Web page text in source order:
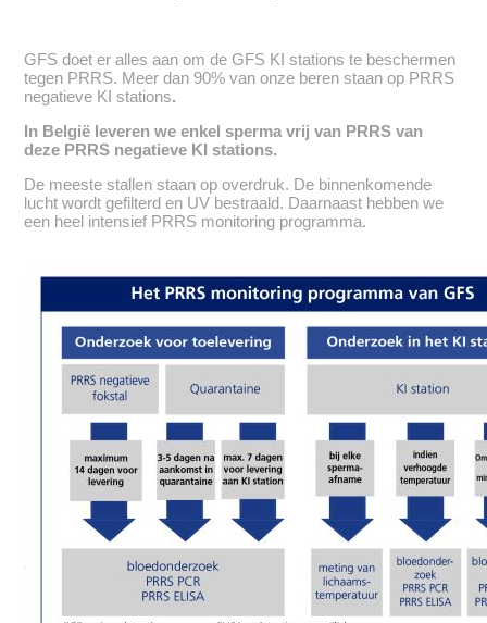
GFS doet er alles aan om de GFS KI stations te beschermen
tegen PRRS. Meer dan 90% van onze beren staan op PRRS
negatieve KI stations.
In België leveren we enkel sperma vrij van PRRS van
deze PRRS negatieve KI stations.
De meeste stallen staan op overdruk. De binnenkomende
lucht wordt gefilterd en UV bestraald. Daarnaast hebben we
een heel intensief PRRS monitoring programma.